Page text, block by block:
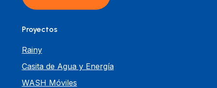
Proyectos
Rainy
Casita de Agua y Energía
WASH Móviles